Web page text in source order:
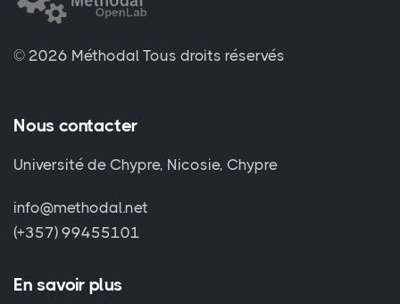
© 2026 Méthodal Tous droits réservés
Nous contacter
Université de Chypre, Nicosie, Chypre
info@methodal.net
(+357) 99455101
En savoir plus